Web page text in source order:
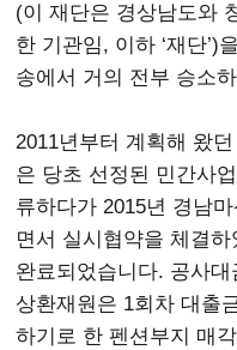
(이 재단은 경상남도와
한 기관임, 이하 ‘재단’)
송에서 거의 전부 승소
2011년부터 계획해 왔던
은 당초 선정된 민간사
류하다가 2015년 경남
면서 실시협약을 체결
완료되었습니다. 공사
상환재원은 1회차 대출
하기로 한 펜션부지 매